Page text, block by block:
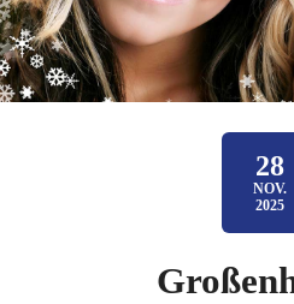
28
NOV.
2025